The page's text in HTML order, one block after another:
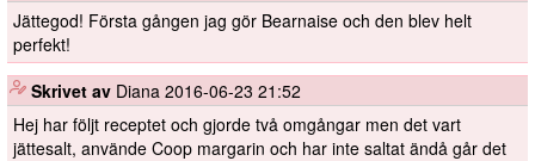
Jättegod! Första gången jag gör Bearnaise och den blev helt
perfekt!
Skrivet av Diana 2016-06-23 21:52
Hej har följt receptet och gjorde två omgångar men det vart
jättesalt, använde Coop margarin och har inte saltat ändå går det